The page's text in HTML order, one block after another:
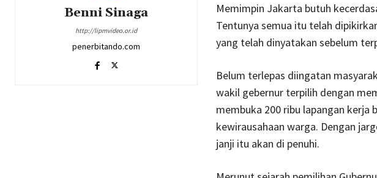
Benni Sinaga
http://lipmvideo.or.id
penerbitando.com
Memimpin Jakarta butuh
Tentunya semua itu telah
yang telah dinyatakan sebelum
Belum terlepas diingatan
wakil gebernur terpilih dengan
membuka 200 ribu lapangan
kewirausahaan warga. Dengan
janji itu akan di penuhi.